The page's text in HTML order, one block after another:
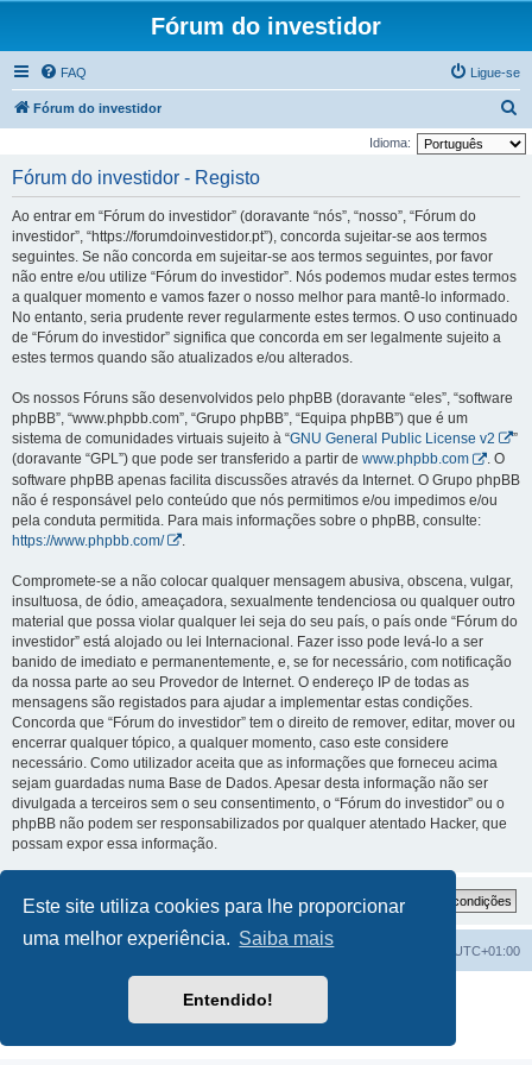
Este site utiliza cookies para lhe proporcionar
uma melhor experiência. Saiba mais
Entendido!
Fórum do investidor
FAQ Ligue-se
Fórum do investidor
e
Idioma:
Fórum do investidor - Registo
Ao entrar em “Fórum do investidor” (doravante “nós”, “nosso”, “Fórum do
investidor”, “https://forumdoinvestidor.pt”), concorda sujeitar-se aos termos
seguintes. Se não concorda em sujeitar-se aos termos seguintes, por favor
não entre e/ou utilize “Fórum do investidor”. Nós podemos mudar estes termos
a qualquer momento e vamos fazer o nosso melhor para mantê-lo informado.
No entanto, seria prudente rever regularmente estes termos. O uso continuado
de “Fórum do investidor” significa que concorda em ser legalmente sujeito a
estes termos quando são atualizados e/ou alterados.
Os nossos Fóruns são desenvolvidos pelo phpBB (doravante “eles”, “software
phpBB”, “www.phpbb.com”, “Grupo phpBB”, “Equipa phpBB”) que é um
sistema de comunidades virtuais sujeito à “GNU General Public License v2
”
(doravante “GPL”) que pode ser transferido a partir de www.phpbb.com
. O
software phpBB apenas facilita discussões através da Internet. O Grupo phpBB
não é responsável pelo conteúdo que nós permitimos e/ou impedimos e/ou
pela conduta permitida. Para mais informações sobre o phpBB, consulte:
https://www.phpbb.com/
Compromete-se a não colocar qualquer mensagem abusiva, obscena, vulgar,
insultuosa, de ódio, ameaçadora, sexualmente tendenciosa ou qualquer outro
material que possa violar qualquer lei seja do seu país, o país onde “Fórum do
investidor” está alojado ou lei Internacional. Fazer isso pode levá-lo a ser
banido de imediato e permanentemente, e, se for necessário, com notificação
da nossa parte ao seu Provedor de Internet. O endereço IP de todas as
mensagens são registados para ajudar a implementar estas condições.
Concorda que “Fórum do investidor” tem o direito de remover, editar, mover ou
encerrar qualquer tópico, a qualquer momento, caso este considere
necessário. Como utilizador aceita que as informações que forneceu acima
sejam guardadas numa Base de Dados. Apesar desta informação não ser
divulgada a terceiros sem o seu consentimento, o “Fórum do investidor” ou o
phpBB não podem ser responsabilizados por qualquer atentado Hacker, que
possam expor essa informação.
Fórum do investidor O Fuso Horário do Fórum é UTC+01:00
Desenvolvido por phpBB® Forum Software © phpBB Limited